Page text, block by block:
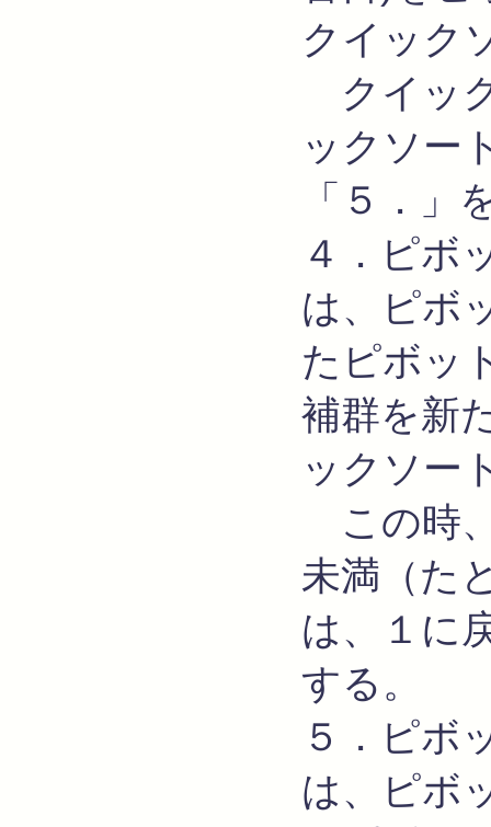
クイック
クイッ
ックソー
「５．」
４．ピボ
は、ピボ
たピボッ
補群を新
ックソー
この時
未満（た
は、１に
する。
５．ピボ
は、ピボ